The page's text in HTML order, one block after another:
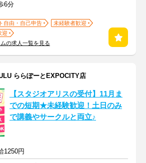
6分
自由・自己申告
未経験者歓迎
迎
の求人一覧を見る
ららぽーとEXPOCITY店
【スタジオアリスの受付】11月ま
での短期★未経験歓迎！土日のみ
で講義やサークルと両立♪
1250円